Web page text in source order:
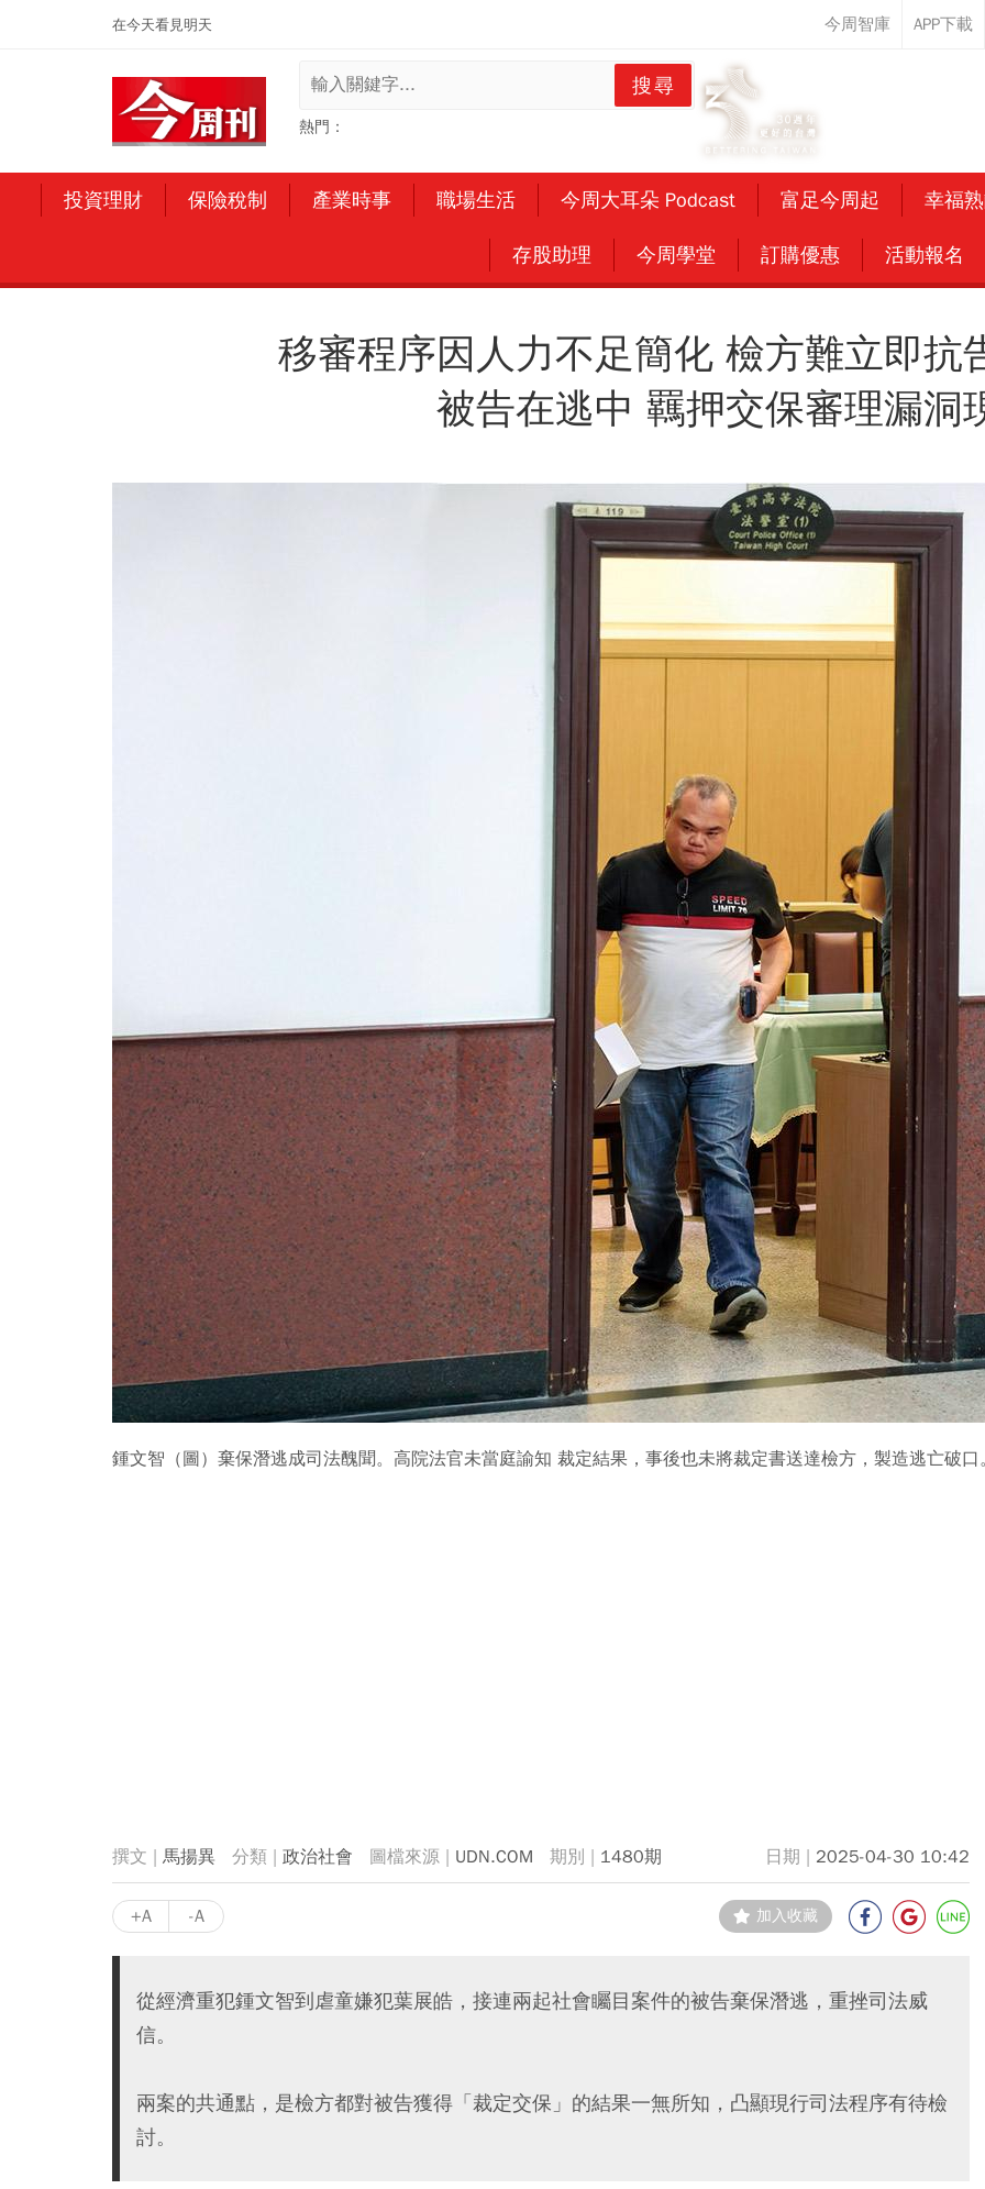
在今天看見明天
搜尋
熱門：
投資理財 保險稅制 產業時事 職場生活 今周大耳朵 Podcast 富足今周起 幸福
存股助理 今周學堂 訂購優惠 活動報名
移審程序因人力不足簡化 檢方難立即
被告在逃中 羈押交保審理漏洞
鍾文智（圖）棄保潛逃成司法醜聞。高院法官未當庭諭知 裁定結果，事後也未將裁定書送達檢方，製造逃亡破口
馬揚異 政治社會 UDN.COM 1480期 2025-04-30 10:42
+A -A 加入收藏
從經濟重犯鍾文智到虐童嫌犯葉展皓，接連兩起社會矚目案件的被告棄保潛逃，重挫司法威
信。
兩案的共通點，是檢方都對被告獲得「裁定交保」的結果一無所知，凸顯現行司法程序有待檢
討。